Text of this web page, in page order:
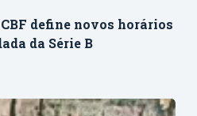
define novos horários
da Série B